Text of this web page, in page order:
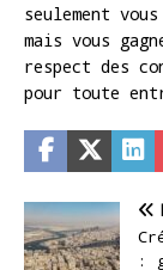
seulement
mais vous
respect des
pour toute
: